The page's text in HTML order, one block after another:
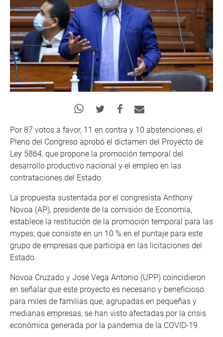
Por 87 votos a favor, 11 en contra y 10 abstenciones, el
Pleno del Congreso aprobó el dictamen del Proyecto de
Ley 5864, que propone la promoción temporal del
desarrollo productivo nacional y el empleo en las
contrataciones del Estado.
La propuesta sustentada por el congresista Anthony
Novoa (AP), presidente de la comisión de Economía,
establece la restitución de la promoción temporal para las
mypes, que consiste en un 10 % en el puntaje para este
grupo de empresas que participa en las licitaciones del
Estado.
Novoa Cruzado y José Vega Antonio (UPP) coincidieron
en señalar que este proyecto es necesario y beneficioso
para miles de familias que, agrupadas en pequeñas y
medianas empresas, se han visto afectadas por la crisis
económica generada por la pandemia de la COVID-19.